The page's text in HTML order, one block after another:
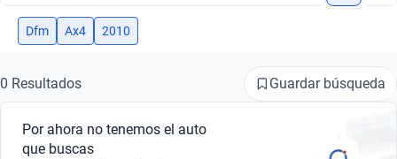
Busca por versión
Busca por marca
Busca por modelo
Dfm Ax4 2010
0 Resultados Guardar búsqueda
Por ahora no tenemos el auto
que buscas